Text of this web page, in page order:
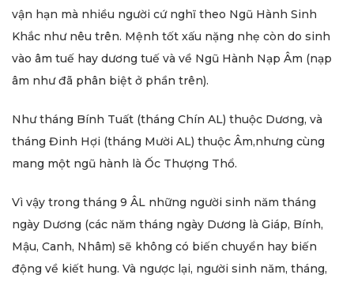
vận hạn mà nhiều người cứ nghĩ theo Ngũ Hành Sinh
Khắc như nêu trên. Mệnh tốt xấu nặng nhẹ còn do sinh
vào âm tuế hay dương tuế và về Ngũ Hành Nạp Âm (nạp
âm như đã phân biệt ở phần trên).
Như tháng Bính Tuất (tháng Chín AL) thuộc Dương, và
tháng Đinh Hợi (tháng Mười AL) thuộc Âm,nhưng cùng
mang một ngũ hành là Ốc Thượng Thổ.
Vì vậy trong tháng 9 ÂL những người sinh năm tháng
ngày Dương (các năm tháng ngày Dương là Giáp, Bính,
Mậu, Canh, Nhâm) sẽ không có biến chuyển hay biến
động về kiết hung. Và ngược lại, người sinh năm, tháng,